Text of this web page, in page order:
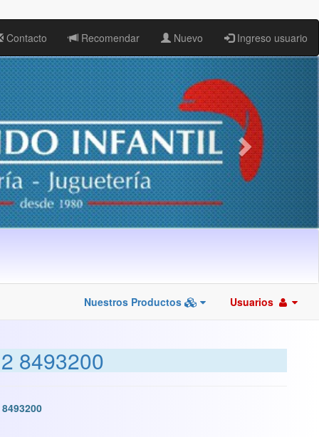
Contacto Recomendar Nuevo Ingreso usuario
Nuestros Productos Usuarios
8493200